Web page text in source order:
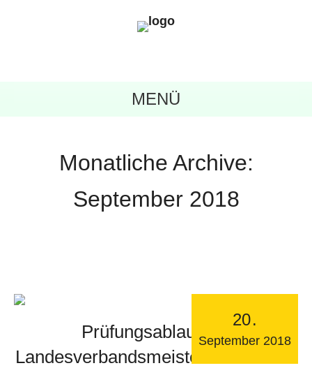
MENÜ
Monatliche Archive:
September 2018
Prüfungsablauf der
Landesverbandsmeisterschaft FH 2
20.
September 2018